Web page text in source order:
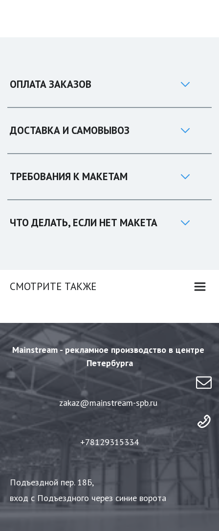
ОПЛАТА ЗАКАЗОВ
ДОСТАВКА И САМОВЫВОЗ
ТРЕБОВАНИЯ К МАКЕТАМ
ЧТО ДЕЛАТЬ, ЕСЛИ НЕТ МАКЕТА
СМОТРИТЕ ТАКЖЕ
Mainstream - рекламное производство в центре
Петербурга
zakaz@mainstream-spb.ru
+78129315334
Подъездной пер. 18Б,
вход с Подъездного через синие ворота